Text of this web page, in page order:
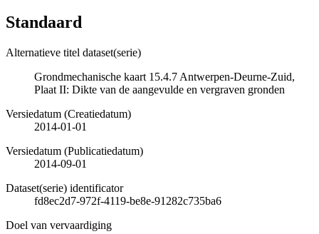
Standaard
Alternatieve titel dataset(serie)
Grondmechanische kaart 15.4.7 Antwerpen-Deurne-Zuid,
Plaat II: Dikte van de aangevulde en vergraven gronden
Versiedatum (Creatiedatum)
2014-01-01
Versiedatum (Publicatiedatum)
2014-09-01
Dataset(serie) identificator
fd8ec2d7-972f-4119-be8e-91282c735ba6
Doel van vervaardiging